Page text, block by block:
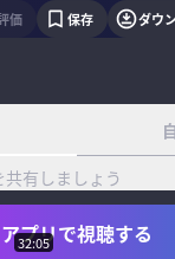
価 保存 ダウ
有しましょう
アプリで視聴する
32:05